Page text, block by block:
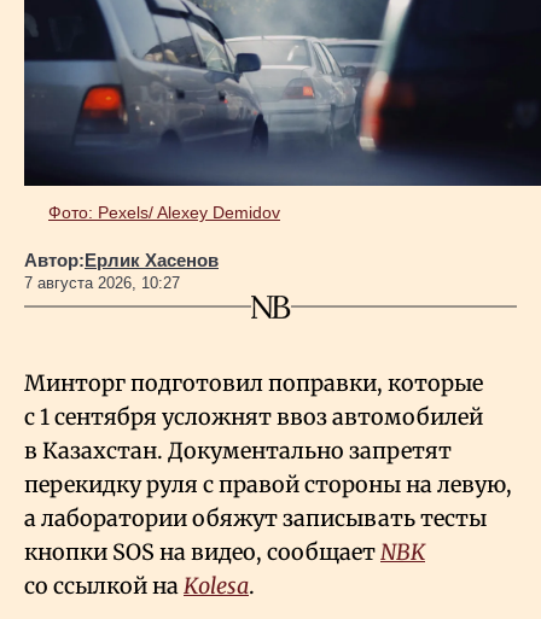
Фото: Pexels/ Alexey Demidov
Автор:Ерлик Хасенов
7 августа 2026, 10:27
Минторг подготовил поправки, которые
с 1 сентября усложнят ввоз автомобилей
в Казахстан. Документально запретят
перекидку руля с правой стороны на левую,
а лаборатории обяжут записывать тесты
кнопки SOS на видео, сообщаетNBK
со ссылкой наKolesa.